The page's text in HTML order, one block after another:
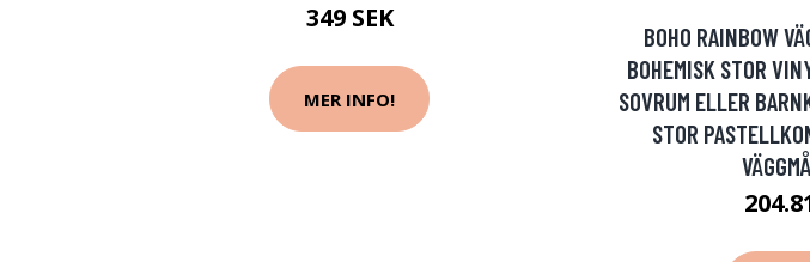
349 SEK
MER INFO!
BOHO RAINBOW
BOHEMISK STOR
SOVRUM ELLER
STOR